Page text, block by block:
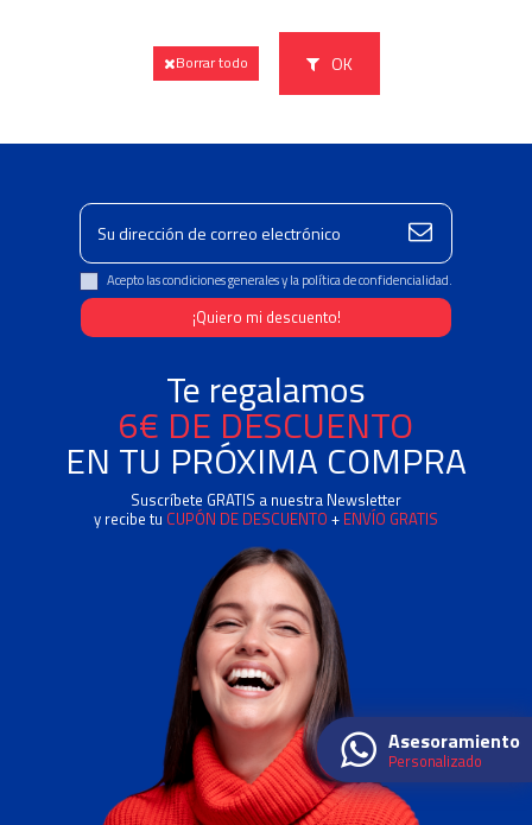
Borrar todo OK
Acepto las condiciones generales y la política de confidencialidad.
Te regalamos
6€ DE DESCUENTO
EN TU PRÓXIMA COMPRA
Suscríbete GRATIS a nuestra Newsletter
y recibe tu CUPÓN DE DESCUENTO + ENVÍO GRATIS
Asesoramiento
Personalizado